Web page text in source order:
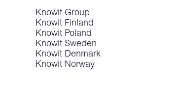
Knowit Group
Knowit Finland
Knowit Poland
Knowit Sweden
Knowit Denmark
Knowit Norway